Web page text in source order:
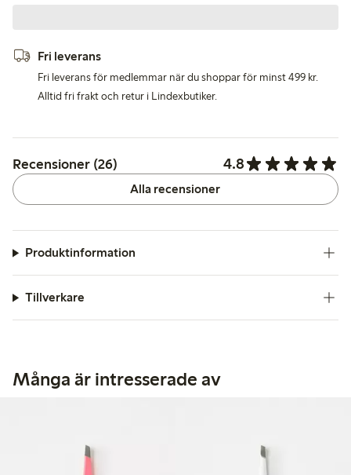
Fri leverans
Fri leverans för medlemmar när du shoppar för minst 499 kr.
Alltid fri frakt och retur i Lindexbutiker.
Recensioner (26) 4.8
Alla recensioner
Produktinformation
Tillverkare
Många är intresserade av